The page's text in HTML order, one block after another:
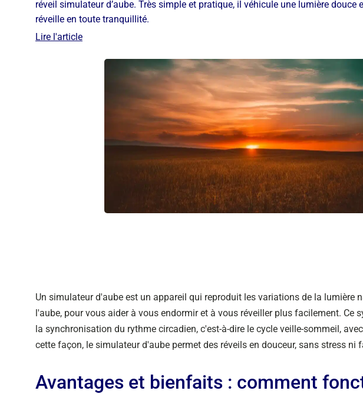
réveil simulateur d’aube. Très simple et pratique, il véhicule une lumière douce
réveille en toute tranquillité.
Lire l'article
Un simulateur d'aube est un appareil qui reproduit les variations de la lumière
l'aube, pour vous aider à vous endormir et à vous réveiller plus facilement. Ce
la synchronisation du rythme circadien, c'est-à-dire le cycle veille-sommeil,
cette façon, le simulateur d'aube permet des réveils en douceur, sans stress ni
Avantages et bienfaits : comment